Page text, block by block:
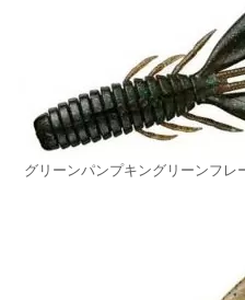
グリーンパンプキングリーンフレ